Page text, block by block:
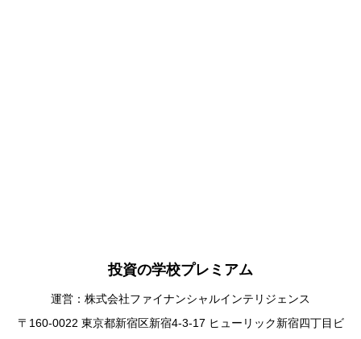
投資の学校プレミアム
運営：株式会社ファイナンシャルインテリジェンス
〒160-0022 東京都新宿区新宿4-3-17 ヒューリック新宿四丁目ビ